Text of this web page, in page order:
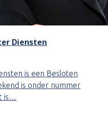
Diensten
is een Besloten
is onder nummer
is…